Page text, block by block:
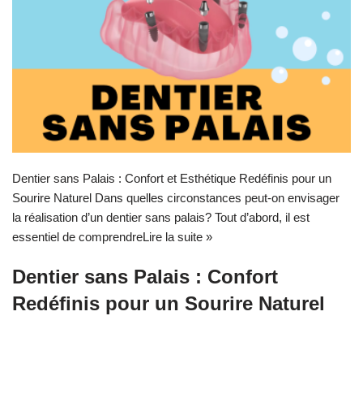
Dentier sans Palais : Confort et Esthétique Redéfinis pour un
Sourire Naturel Dans quelles circonstances peut-on envisager
la réalisation d’un dentier sans palais? Tout d’abord, il est
essentiel de comprendreLire la suite »
Dentier sans Palais : Confort
Redéfinis pour un Sourire Naturel